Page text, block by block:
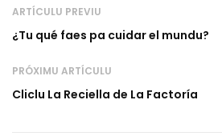
ARTÍCULU PREVIU
¿Tu qué faes pa cuidar el mundu?
PRÓXIMU ARTÍCULU
Cliclu La Reciella de La Factoría